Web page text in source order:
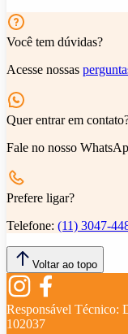
Você tem dúvidas?
Acesse nossas
Quer entrar em
Fale no nosso
Prefere ligar?
Telefone: (11) 3047-
Voltar ao topo
Responsável Técnico:
102037